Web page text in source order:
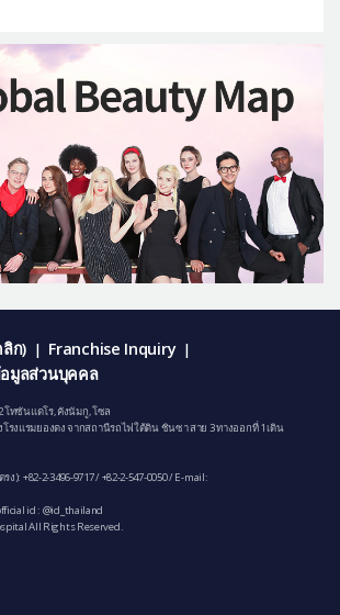
ก) | Franchise Inquiry |
มูลส่วนบุคคล
โทซันแดโร, คังนัมกู, โซล
รงแรมยองดง จากสถานีรถไฟใต้ดิน ชินซา สาย 3 ทางออกที่ 1 เดิน
รง): +82-2-3496-9717/+82-2-547-0050/ E-mail:
id : @id_thailand
All Rights Reserved.